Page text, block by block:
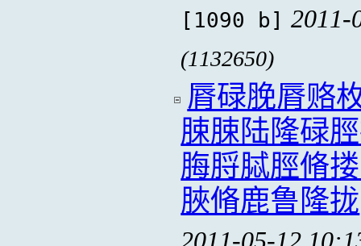
[1090 b] 2011-
(1132650)
脣碌脕脣赂
脨脨陆隆碌
脢脟脦脛脩
脥脩鹿鲁隆拢